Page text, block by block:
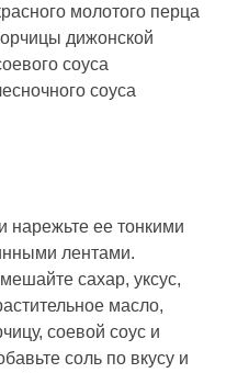
молотого перца
дижонской
соуса
соуса
нарежьте ее тонкими
лентами.
сахар, уксус,
масло,
соевой соус и
соль по вкусу и